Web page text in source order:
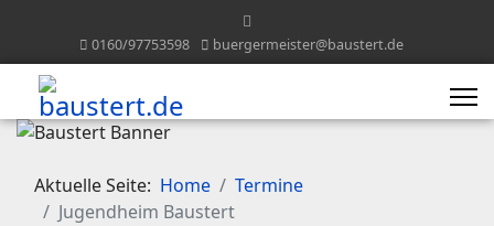
0160/97753598 buergermeister@baustert.de
Aktuelle Seite: Home
Termine
Jugendheim Baustert